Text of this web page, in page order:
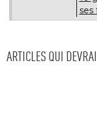
ses
ARTICLES QUI